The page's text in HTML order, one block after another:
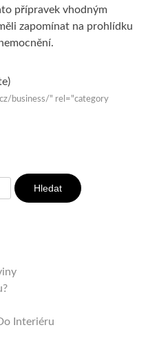
přípravek vhodným
zapomínat na prohlídku
business/" rel="category
Interiéru